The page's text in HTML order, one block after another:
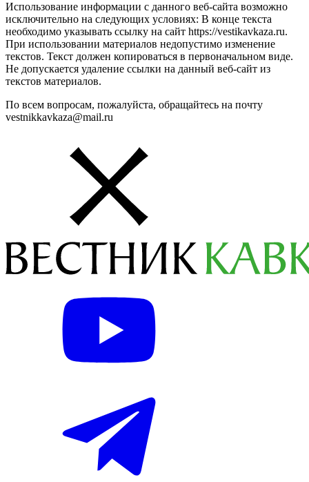
Использование информации с данного веб-сайта возможно
исключительно на следующих условиях: В конце текста
необходимо указывать ссылку на сайт https://vestikavkaza.ru.
При использовании материалов недопустимо изменение
текстов. Текст должен копироваться в первоначальном виде.
Не допускается удаление ссылки на данный веб-сайт из
текстов материалов.
По всем вопросам, пожалуйста, обращайтесь на почту
vestnikkavkaza@mail.ru